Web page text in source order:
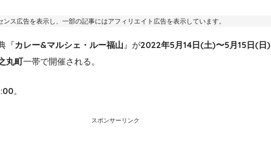
ス広告を表示し、一部の記事にはアフィリエイト広告を表示しています。
『カレー&マルシェ・ルー福山 』が2022年5月14日(土)〜5月15日(日)
丸町一帯で開催される。
。
スポンサーリンク